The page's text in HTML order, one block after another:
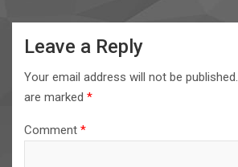
Leave a Reply
Your email address will not be published.
are marked *
Comment *